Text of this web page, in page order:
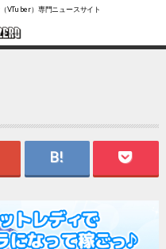
VTuber）専門ニュースサイト